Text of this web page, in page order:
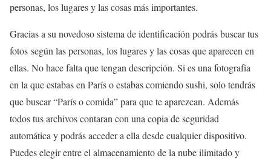
personas, los lugares y las cosas más importantes.
Gracias a su novedoso sistema de identificación podrás buscar tus
fotos según las personas, los lugares y las cosas que aparecen en
ellas. No hace falta que tengan descripción. Si es una fotografía
en la que estabas en París o estabas comiendo sushi, solo tendrás
que buscar “París o comida” para que te aparezcan. Además
todos tus archivos contaran con una copia de seguridad
automática y podrás acceder a ella desde cualquier dispositivo.
Puedes elegir entre el almacenamiento de la nube ilimitado y